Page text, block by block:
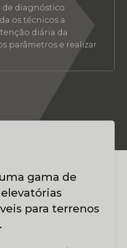
de diagnóstico
os técnicos a
diária da
parâmetros e realizar
gama de
para terrenos